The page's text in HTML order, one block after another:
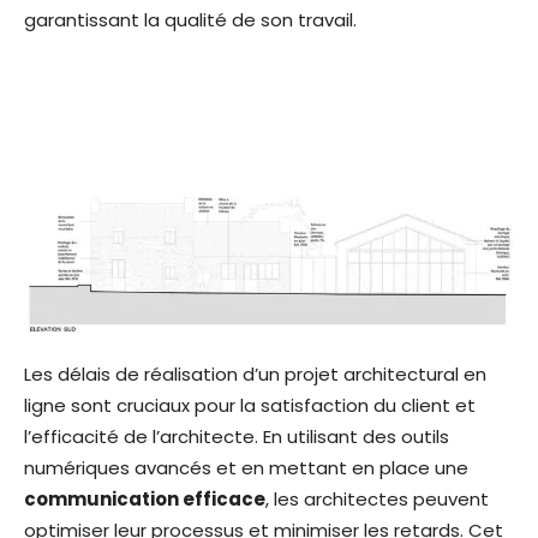
garantissant la qualité de son travail.
Les délais de réalisation d’un projet architectural en
ligne sont cruciaux pour la satisfaction du client et
l’efficacité de l’architecte. En utilisant des outils
numériques avancés et en mettant en place une
communication efficace, les architectes peuvent
optimiser leur processus et minimiser les retards. Cet